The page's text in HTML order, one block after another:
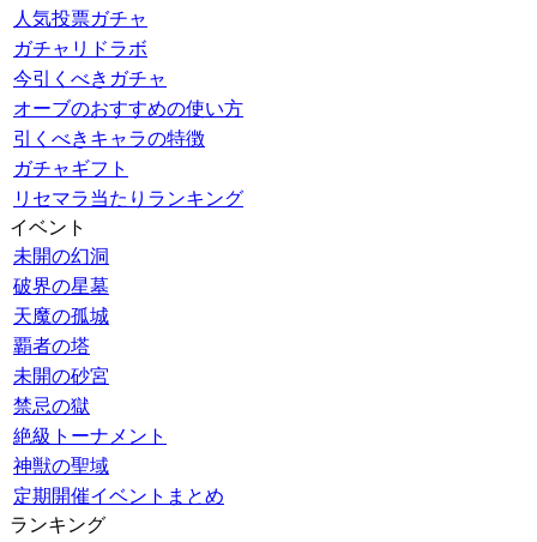
人気投票ガチャ
ガチャリドラボ
今引くべきガチャ
オーブのおすすめの使い方
引くべきキャラの特徴
ガチャギフト
リセマラ当たりランキング
イベント
未開の幻洞
破界の星墓
天魔の孤城
覇者の塔
未開の砂宮
禁忌の獄
絶級トーナメント
神獣の聖域
定期開催イベントまとめ
ランキング